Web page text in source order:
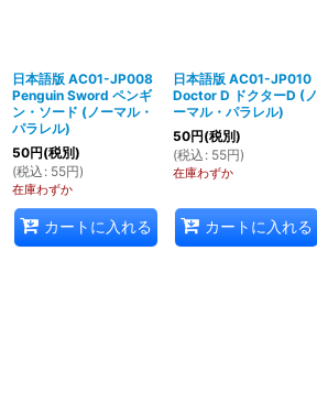
日本語版 AC01-JP008
Penguin Sword ペンギ
ン・ソード (ノーマル・
パラレル)
50円(税別)
(税込 : 55円)
在庫わずか
カートに入れる
日本語版 AC01-JP010
Doctor D ドクターD (ノ
ーマル・パラレル)
50円(税別)
(税込 : 55円)
在庫わずか
カートに入れる